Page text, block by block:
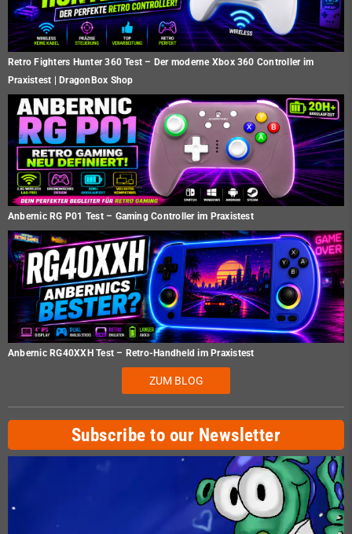
Retro Fighters Hunter 360 Test – Der moderne Xbox 360 Controller im
Praxistest | DragonBox Shop
Anbernic RG P01 Test – Gaming Controller im Praxistest
Anbernic RG40XXH Test – Retro-Handheld im Praxistest
ZUM BLOG
Subscribe to our Newsletter